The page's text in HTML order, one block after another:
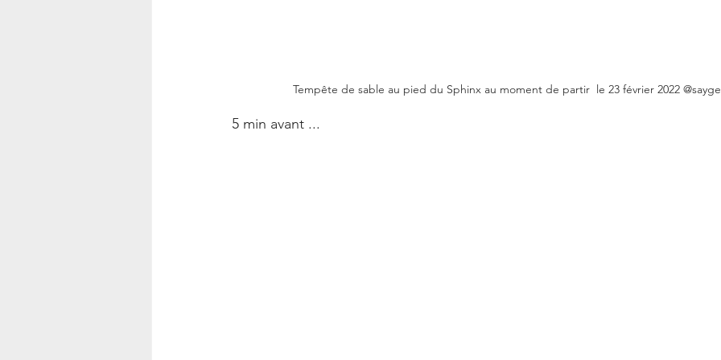
Tempête de sable au pied du Sphinx au moment de partir  le 23 février 2022
5 min avant ...